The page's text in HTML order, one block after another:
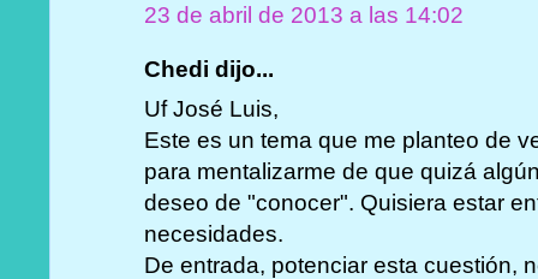
23 de abril de 2013 a las 14:02
Chedi dijo...
Uf José Luis,
Este es un tema que me planteo de
para mentalizarme de que quizá
deseo de "conocer". Quisiera estar
necesidades.
De entrada, potenciar esta cuestión,